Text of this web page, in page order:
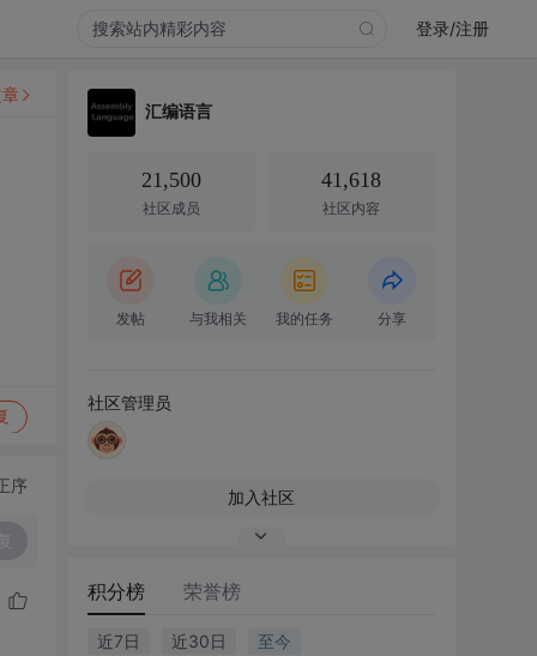
登录/注册
序
汇编语言
21,500
社区成员
41,618
社区内容
发帖 与我相关 我的任务 分享
社区管理员
加入社区
积分榜 荣誉榜
近7日 近30日 至今